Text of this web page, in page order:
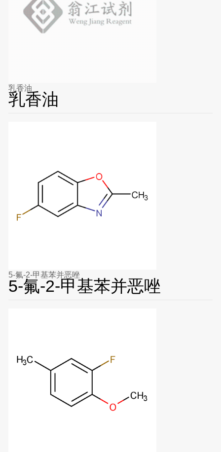
乳香油
乳香油
5-氟-2-甲基苯并恶唑
5-氟-2-甲基苯并恶唑